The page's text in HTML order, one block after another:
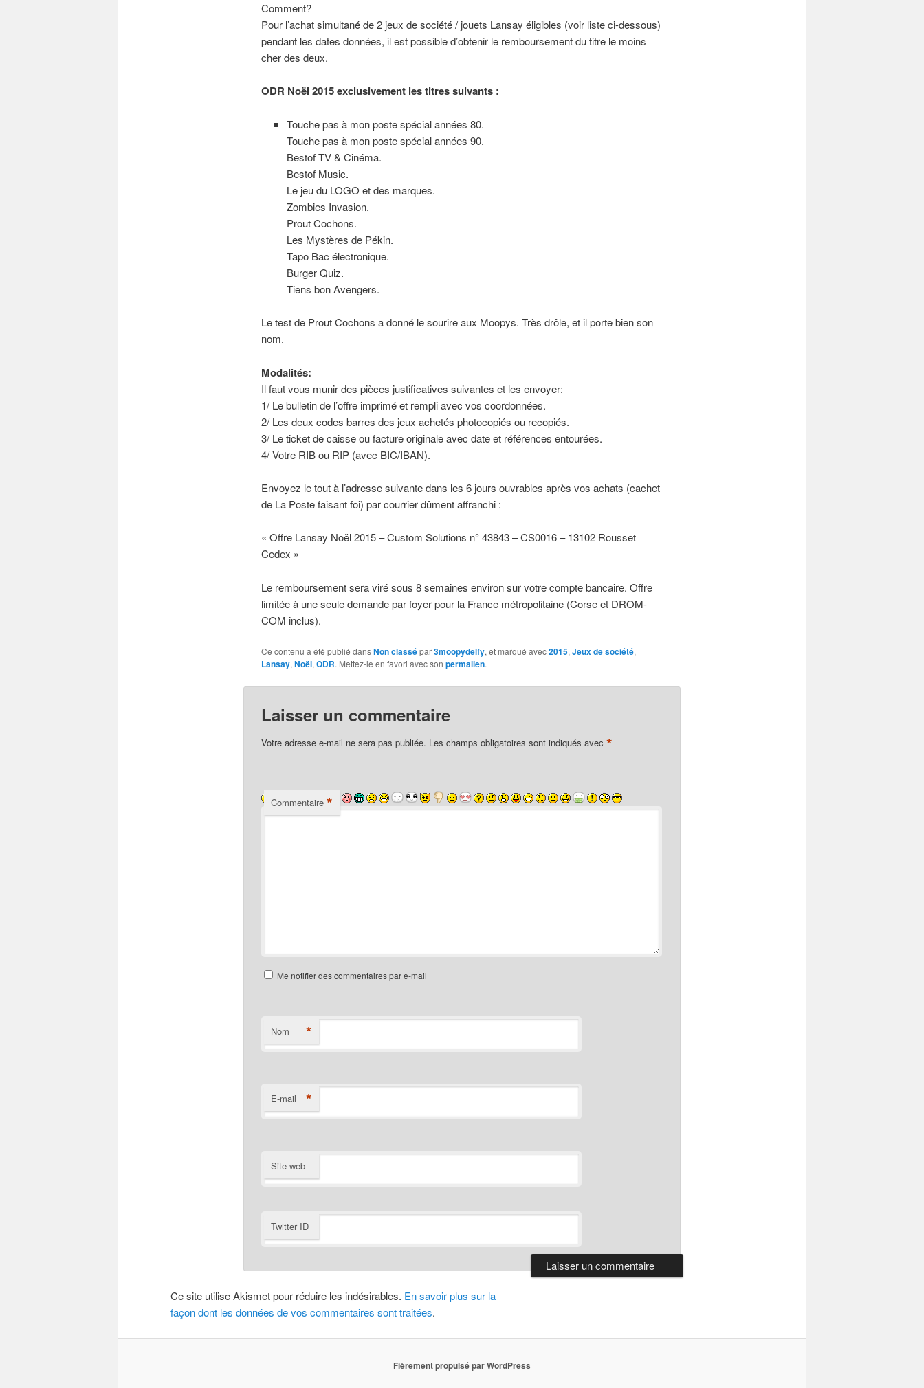
Comment?
Pour l’achat simultané de 2 jeux de société / jouets Lansay éligibles (voir liste ci-dessous)
pendant les dates données, il est possible d’obtenir le remboursement du titre le moins
cher des deux.
ODR Noël 2015 exclusivement les titres suivants :
Touche pas à mon poste spécial années 80.
Touche pas à mon poste spécial années 90.
Bestof TV & Cinéma.
Bestof Music.
Le jeu du LOGO et des marques.
Zombies Invasion.
Prout Cochons.
Les Mystères de Pékin.
Tapo Bac électronique.
Burger Quiz.
Tiens bon Avengers.
Le test de Prout Cochons a donné le sourire aux Moopys. Très drôle, et il porte bien son
nom.
Modalités:
Il faut vous munir des pièces justificatives suivantes et les envoyer:
1/ Le bulletin de l’offre imprimé et rempli avec vos coordonnées.
2/ Les deux codes barres des jeux achetés photocopiés ou recopiés.
3/ Le ticket de caisse ou facture originale avec date et références entourées.
4/ Votre RIB ou RIP (avec BIC/IBAN).
Envoyez le tout à l’adresse suivante dans les 6 jours ouvrables après vos achats (cachet
de La Poste faisant foi) par courrier dûment affranchi :
« Offre Lansay Noël 2015 – Custom Solutions n° 43843 – CS0016 – 13102 Rousset
Cedex »
Le remboursement sera viré sous 8 semaines environ sur votre compte bancaire. Offre
limitée à une seule demande par foyer pour la France métropolitaine (Corse et DROM-
COM inclus).
Ce contenu a été publié dansNon classépar3moopydelfy, et marqué avec2015, Jeux de société,
Lansay, Noël, ODR. Mettez-le en favori avec son permalien.
Laisser un commentaire
Votre adresse e-mail ne sera pas publiée. Les champs obligatoires sont indiqués avec *
Commentaire *
Me notifier des commentaires par e-mail
Nom *
E-mail *
Site web
Twitter ID
Ce site utilise Akismet pour réduire les indésirables. En savoir plus sur la
façon dont les données de vos commentaires sont traitées.
Fièrement propulsé par WordPress